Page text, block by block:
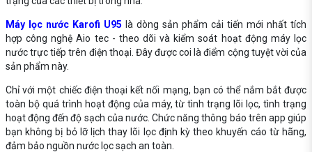
Máy lọc nước Karofi U95 là dòng sản phẩm cải tiến mới nhất tích
hợp công nghệ Aio tec - theo dõi và kiểm soát hoạt động máy lọc
nước trực tiếp trên điện thoại. Đây được coi là điểm cộng tuyệt vời của
sản phẩm này.
Chỉ với một chiếc điện thoại kết nối mạng, bạn có thể nắm bắt được
toàn bộ quá trình hoạt động của máy, từ tình trạng lõi lọc, tình trạng
hoạt động đến độ sạch của nước. Chức năng thông báo trên app giúp
bạn không bị bỏ lỡ lịch thay lõi lọc định kỳ theo khuyến cáo từ hãng,
đảm bảo nguồn nước lọc sạch an toàn.